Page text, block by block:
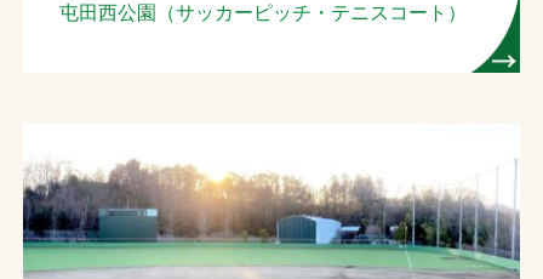
屯田西公園（サッカーピッチ・テニスコート）